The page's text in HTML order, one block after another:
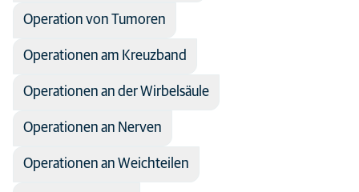
Operation von Tumoren
Operationen am Kreuzband
Operationen an der Wirbelsäule
Operationen an Nerven
Operationen an Weichteilen